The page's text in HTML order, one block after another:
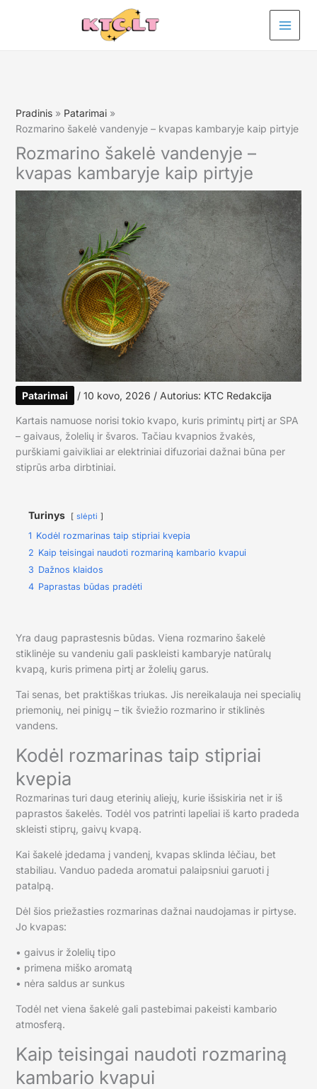
Pradinis
Patarimai
Rozmarino šakelė vandenyje – kvapas kambaryje kaip pirtyje
Rozmarino šakelė vandenyje –
kvapas kambaryje kaip pirtyje
Patarimai / 10 kovo, 2026 / Autorius: KTC Redakcija
Kartais namuose norisi tokio kvapo, kuris primintų pirtį ar SPA
– gaivaus, žolelių ir švaros. Tačiau kvapnios žvakės,
purškiami gaivikliai ar elektriniai difuzoriai dažnai būna per
stiprūs arba dirbtiniai.
Turinys slėpti
1 Kodėl rozmarinas taip stipriai kvepia
2 Kaip teisingai naudoti rozmariną kambario kvapui
3 Dažnos klaidos
4 Paprastas būdas pradėti
Yra daug paprastesnis būdas. Viena rozmarino šakelė
stiklinėje su vandeniu gali paskleisti kambaryje natūralų
kvapą, kuris primena pirtį ar žolelių garus.
Tai senas, bet praktiškas triukas. Jis nereikalauja nei specialių
priemonių, nei pinigų – tik šviežio rozmarino ir stiklinės
vandens.
Kodėl rozmarinas taip stipriai
kvepia
Rozmarinas turi daug eterinių aliejų, kurie išsiskiria net ir iš
paprastos šakelės. Todėl vos patrinti lapeliai iš karto pradeda
skleisti stiprų, gaivų kvapą.
Kai šakelė įdedama į vandenį, kvapas sklinda lėčiau, bet
stabiliau. Vanduo padeda aromatui palaipsniui garuoti į
patalpą.
Dėl šios priežasties rozmarinas dažnai naudojamas ir pirtyse.
Jo kvapas:
• gaivus ir žolelių tipo
• primena miško aromatą
• nėra saldus ar sunkus
Todėl net viena šakelė gali pastebimai pakeisti kambario
atmosferą.
Kaip teisingai naudoti rozmariną
kambario kvapui